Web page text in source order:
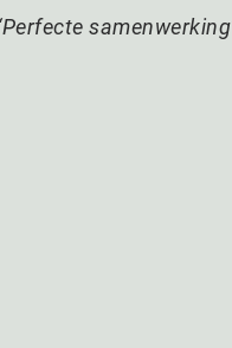
Perfecte samenwerking